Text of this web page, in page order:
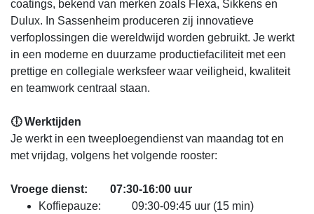
coatings, bekend van merken zoals Flexa, Sikkens en
Dulux. In Sassenheim produceren zij innovatieve
verfoplossingen die wereldwijd worden gebruikt. Je werkt
in een moderne en duurzame productiefaciliteit met een
prettige en collegiale werksfeer waar veiligheid, kwaliteit
en teamwork centraal staan.
🕕 Werktijden
Je werkt in een tweeploegendienst van maandag tot en
met vrijdag, volgens het volgende rooster:
Vroege dienst: 07:30-16:00 uur
Koffiepauze: 09:30-09:45 uur (15 min)